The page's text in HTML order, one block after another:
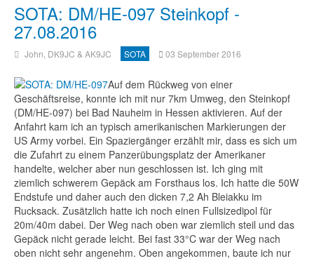
SOTA: DM/HE-097 Steinkopf -
27.08.2016
John, DK9JC & AK9JC SOTA 03 September 2016
Auf dem Rückweg von einer
Geschäftsreise, konnte ich mit nur 7km Umweg, den Steinkopf
(DM/HE-097) bei Bad Nauheim in Hessen aktivieren. Auf der
Anfahrt kam ich an typisch amerikanischen Markierungen der
US Army vorbei. Ein Spaziergänger erzählt mir, dass es sich um
die Zufahrt zu einem Panzerübungsplatz der Amerikaner
handelte, welcher aber nun geschlossen ist. Ich ging mit
ziemlich schwerem Gepäck am Forsthaus los. Ich hatte die 50W
Endstufe und daher auch den dicken 7,2 Ah Bleiakku im
Rucksack. Zusätzlich hatte ich noch einen Fullsizedipol für
20m/40m dabei. Der Weg nach oben war ziemlich steil und das
Gepäck nicht gerade leicht. Bei fast 33°C war der Weg nach
oben nicht sehr angenehm. Oben angekommen, baute ich nur